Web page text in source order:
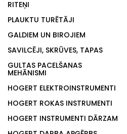
RITEŅI
PLAUKTU TURĒTĀJI
GALDIEM UN BIROJIEM
SAVILCĒJI, SKRŪVES, TAPAS
GULTAS PACELŠANAS
MEHĀNISMI
HOGERT ELEKTROINSTRUMENTI
HOGERT ROKAS INSTRUMENTI
HOGERT INSTRUMENTI DĀRZAM